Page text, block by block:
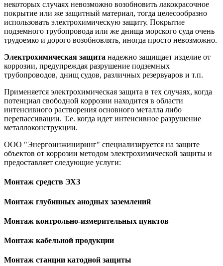
некоторых случаях невозможно возобновить лакокрасочное
покрытие или же защитный материал, тогда целесообразно
использовать электрохимическую защиту. Покрытие
подземного трубопровода или же днища морского суда очень
трудоемко и дорого возобновлять, иногда просто невозможно.
Электрохимическая защита надежно защищает изделие от
коррозии, предупреждая разрушение подземных
трубопроводов, днищ судов, различных резервуаров и т.п.
Применяется электрохимическая защита в тех случаях, когда
потенциал свободной коррозии находится в области
интенсивного растворения основного металла либо
перепассивации. Т.е. когда идет интенсивное разрушение
металлоконструкции.
ООО "Энергоинжиниринг" специализируется на защите
объектов от коррозии методом электрохимической защиты и
предоставляет следующие услуги:
Монтаж средств ЭХЗ
Монтаж глубинных анодных заземлений
Монтаж контрольно-измерительных пунктов
Монтаж кабельной продукции
Монтаж станции катодной защиты